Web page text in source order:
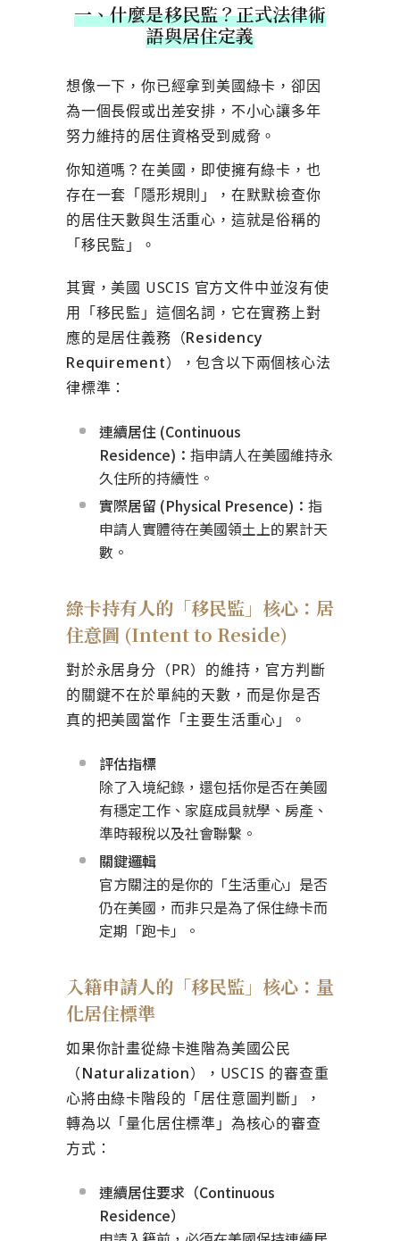
一、什麼是移民監？正式法律術
語與居住定義
想像一下，你已經拿到美國綠卡，卻因
為一個長假或出差安排，不小心讓多年
努力維持的居住資格受到威脅。
你知道嗎？在美國，即使擁有綠卡，也
存在一套「隱形規則」，在默默檢查你
的居住天數與生活重心，這就是俗稱的
「移民監」。
其實，美國 USCIS 官方文件中並沒有使
用「移民監」這個名詞，它在實務上對
應的是居住義務（Residency
Requirement）
，包含以下兩個核心法
律標準：
連續居住 (Continuous
Residence)： 指申請人在美國維持永
久住所的持續性。
實際居留 (Physical Presence)： 指
申請人實體待在美國領土上的累計天
數。
綠卡持有人的「移民監」核心：居
住意圖 (Intent to Reside)
對於永居身分（PR）的維持，官方判斷
的關鍵不在於單純的天數，而是你是否
真的把美國當作「主要生活重心 」。
評估指標
除了入境紀錄，還包括你是否在美國
有穩定工作、家庭成員就學、房產、
準時報稅以及社會聯繫。
關鍵邏輯
官方關注的是你的「生活重心」是否
仍在美國，而非只是為了保住綠卡而
定期「跑卡」。
入籍申請人的「移民監」核心：量
化居住標準
如果你計畫從綠卡進階為美國公民
（Naturalization）
，USCIS 的審查重
心將由綠卡階段的「居住意圖判斷」，
轉為以「量化居住標準」為核心的審查
方式：
連續居住要求（Continuous
Residence）